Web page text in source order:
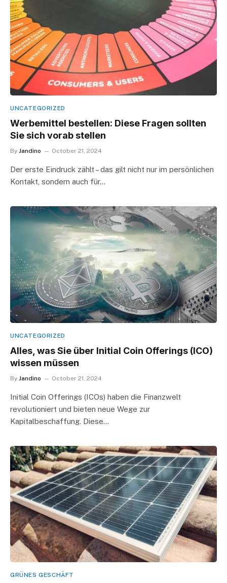
UNCATEGORIZED
Werbemittel bestellen: Diese Fragen sollten
Sie sich vorab stellen
By Jandino October 21, 2024
Der erste Eindruck zählt – das gilt nicht nur im persönlichen
Kontakt, sondern auch für…
UNCATEGORIZED
Alles, was Sie über Initial Coin Offerings (ICO)
wissen müssen
By Jandino October 21, 2024
Initial Coin Offerings (ICOs) haben die Finanzwelt
revolutioniert und bieten neue Wege zur
Kapitalbeschaffung. Diese…
GRÜNES GESCHÄFT